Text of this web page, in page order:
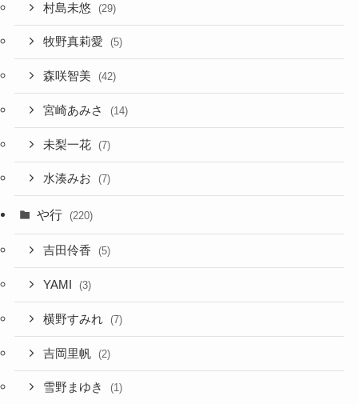
村島未悠 (29)
牧野真莉愛 (5)
森咲智美 (42)
宮崎あみさ (14)
未梨一花 (7)
水湊みお (7)
や行 (220)
吉田伶香 (5)
YAMI (3)
横野すみれ (7)
吉岡里帆 (2)
雪野まゆき (1)